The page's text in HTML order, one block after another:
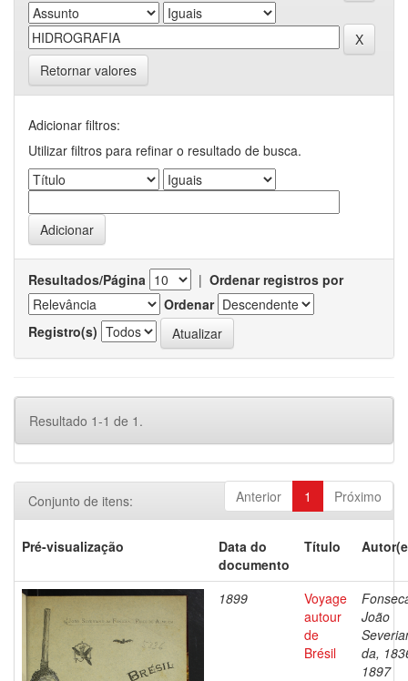
Retornar valores
Adicionar filtros:
Utilizar filtros para refinar o resultado de busca.
Resultados/Página | Ordenar registros por
Ordenar
Registro(s)
Resultado 1-1 de 1.
Anterior 1 Próximo
Conjunto de itens:
Pré-visualização
Data do
documento
Título
1899
Voyage
autour
de
Brésil
João
da,
1897